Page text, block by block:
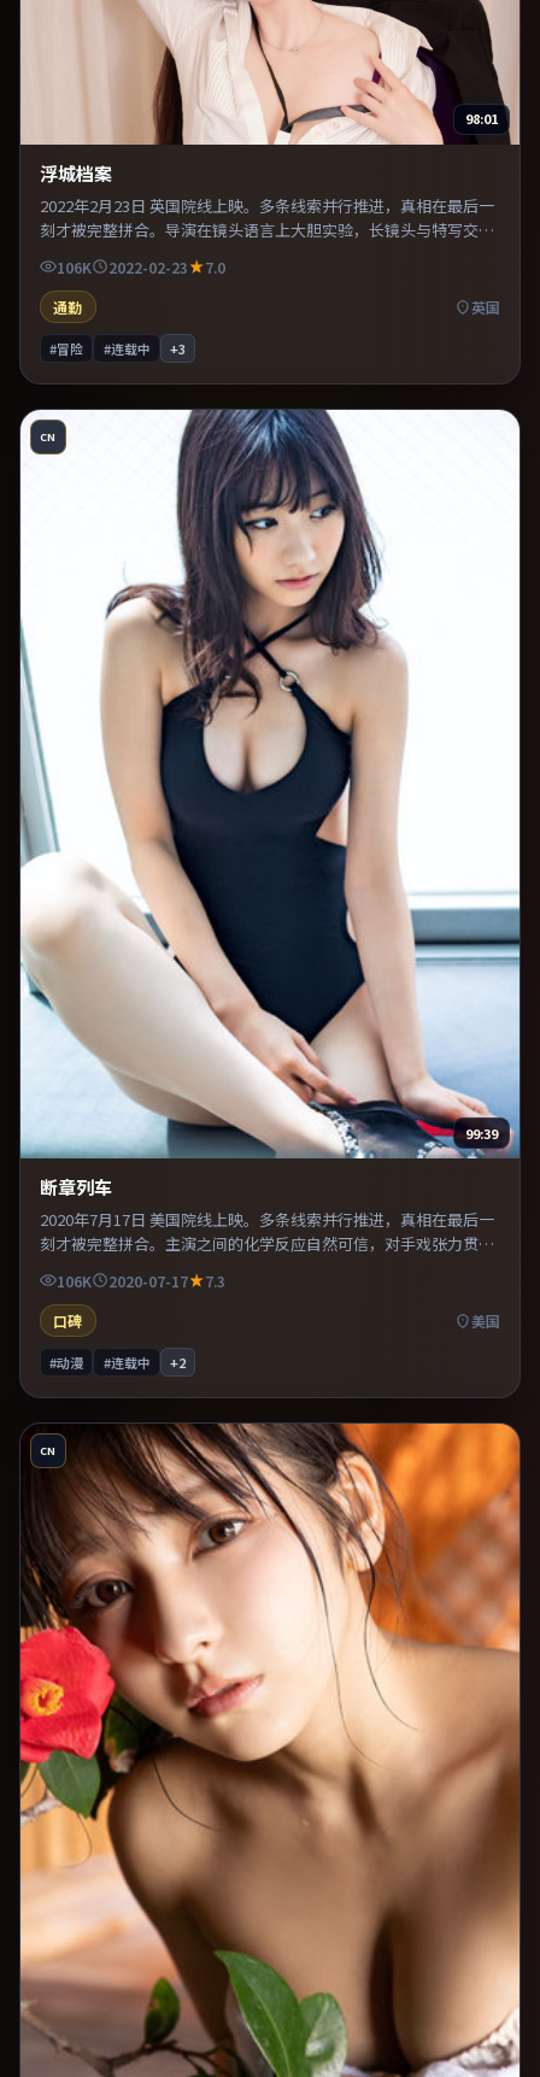
98:01
浮城档案
2022年2月23日 英国院线上映。多条线索并行推进，真相在最后一
刻才被完整拼合。导演在镜头语言上大胆实验，长镜头与特写交替
强化压迫感。片尾留白意味深长，值得二刷细品台词与构图。
106K 2022-02-23
7.0
通勤
英国
#冒险 #连载中 +3
CN
99:39
断章列车
2020年7月17日 美国院线上映。多条线索并行推进，真相在最后一
刻才被完整拼合。主演之间的化学反应自然可信，对手戏张力贯穿
全片。片尾留白意味深长，值得二刷细品台词与构图。
106K 2020-07-17
7.3
口碑
美国
#动漫 #连载中 +2
CN